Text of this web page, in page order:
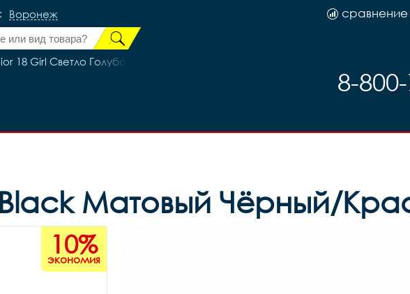
Воронеж
18 Girl Светло Голубой
сравнение
8-
Black Матовый Чёрный/
10%
экономия